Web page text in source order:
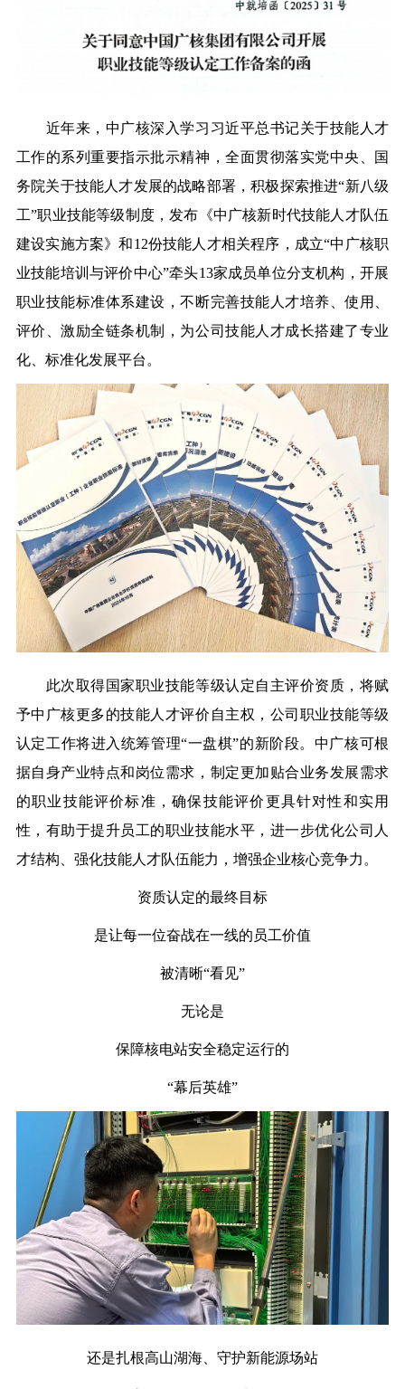
近年来，中广核深入学习习近平总书记关于技能人才
工作的系列重要指示批示精神，全面贯彻落实党中央、国
务院关于技能人才发展的战略部署，积极探索推进“新八级
工”职业技能等级制度，发布《中广核新时代技能人才队伍
建设实施方案》和12份技能人才相关程序，成立“中广核职
业技能培训与评价中心”牵头13家成员单位分支机构，开展
职业技能标准体系建设，不断完善技能人才培养、使用、
评价、激励全链条机制，为公司技能人才成长搭建了专业
化、标准化发展平台。
此次取得国家职业技能等级认定自主评价资质，将赋
予中广核更多的技能人才评价自主权，公司职业技能等级
认定工作将进入统筹管理“一盘棋”的新阶段。中广核可根
据自身产业特点和岗位需求，制定更加贴合业务发展需求
的职业技能评价标准，确保技能评价更具针对性和实用
性，有助于提升员工的职业技能水平，进一步优化公司人
才结构、强化技能人才队伍能力，增强企业核心竞争力。
资质认定的最终目标
是让每一位奋战在一线的员工价值
被清晰“看见”
无论是
保障核电站安全稳定运行的
“幕后英雄”
还是扎根高山湖海、守护新能源场站